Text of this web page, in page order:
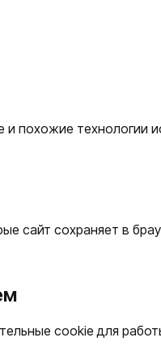
похожие технологии
сайт сохраняет в
cookie для